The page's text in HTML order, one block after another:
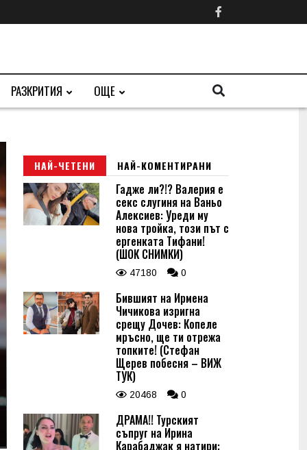
РАЗКРИТИЯ ОЩЕ
НАЙ-ЧЕТЕНИ НАЙ-КОМЕНТИРАНИ
Гадже ли?!? Валерия е
секс слугиня на Ваньо
Алексиев: Уреди му
нова тройка, този път с
ергенката Тифани!
(ШОК СНИМКИ)
47180 0
Бившият на Ирмена
Чичикова изригна
срещу Дочев: Копеле
мръсно, ще ти отрежа
топките! (Стефан
Щерев побесня – ВИЖ
ТУК)
20468 0
ДРАМА!! Турският
съпруг на Ирина
Карабаджак я натири: